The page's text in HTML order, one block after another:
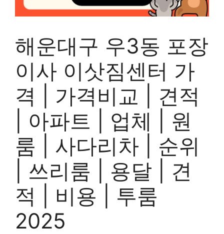
해운대구 우3동 포장
이사 이삿짐센터 가
격 | 가격비교 | 견적
| 아파트 | 업체 | 원
룸 | 사다리차 | 순위
| 쓰리룸 | 용달 | 견
적 | 비용 | 투룸
2025